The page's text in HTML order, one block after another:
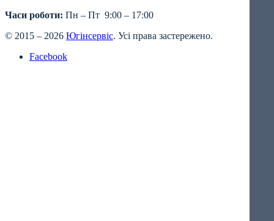
Часи роботи: Пн – Пт 9:00 – 17:00
© 2015 – 2026 Югінсервіс. Усі права застережено.
Facebook